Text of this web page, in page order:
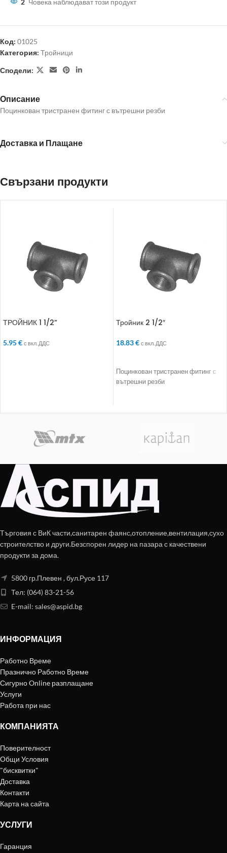
2 Човека наблюдават този продукт
Код: 01025
Категория: Тройници
Сподели:
Описание
Поцинкован тристранен фитинг с вътрешни резби
Доставка и Плащане
Свързани продукти
ТРОЙНИК 1 1/2”
5.95€ с вкл. ДДС
Тройник 2 1/2″
18.83€ с вкл. ДДС
Поцинкован тристранен фитинг с
вътрешни резби
Търговия с ВиК части,санитарен фаянс,отопление,вентилация,сухо
строителство и други.Безспорен лидер на пазара с качествени
продукти за дома.
5800 гр.Плевен , бул.Русе 117
Тел: (064) 83-21-56
E-mail: sales@aspid.bg
ИНФОРМАЦИЯ
Работно Време
Празнично Работно Време
Сигурно Online разплащане
Услуги
Работа при нас
КОМПАНИЯТА
Поверителност
Общи Условия
"бисквитки"
Доставка
Контакти
Карта на сайта
УСЛУГИ
Гаранция